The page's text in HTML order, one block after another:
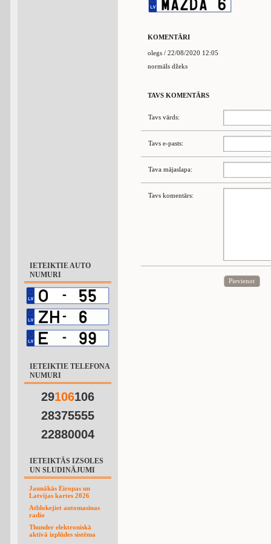
IETEIKTIE AUTO
NUMURI
IETEIKTIE TELEFONA
NUMURI
29106106
28375555
22880004
IETEIKTĀS IZSOLES
UN SLUDINĀJUMI
Jaunākās Eiropas un
Latvijas kartes 2026
Atblokejiet automasinas
radio
Thunder elektroniskā
aktīvā izplūdes sistēma
KOMENTĀRI
olegs / 22/08/2020 12:05
normāls džeks
TAVS KOMENTĀRS
Tavs vārds:
Tavs e-pasts:
Tava mājaslapa:
Tavs komentārs:
Pievienot